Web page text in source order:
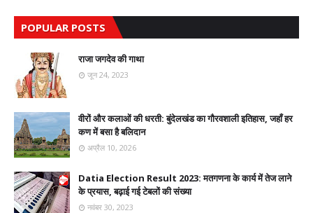
POPULAR POSTS
राजा जगदेव की गाथा
जून 24, 2023
वीरों और कलाओं की धरती: बुंदेलखंड का गौरवशाली इतिहास, जहाँ हर
कण में बसा है बलिदान
अप्रैल 10, 2026
Datia Election Result 2023: मतगणना के कार्य में तेज लाने
के प्रयास, बढ़ाई गई टेबलों की संख्या
नवंबर 30, 2023